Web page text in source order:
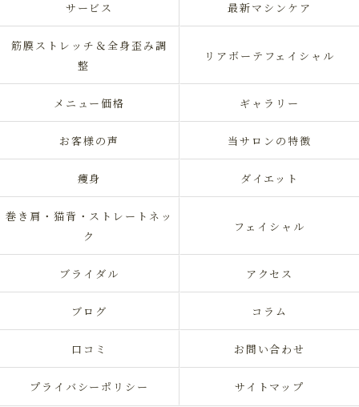
サービス 最新マシンケア
筋膜ストレッチ＆全身歪み調
整
リアボーテフェイシャル
メニュー価格 ギャラリー
お客様の声 当サロンの特徴
痩身 ダイエット
巻き肩・猫背・ストレートネッ
ク
フェイシャル
ブライダル アクセス
ブログ コラム
口コミ お問い合わせ
プライバシーポリシー サイトマップ